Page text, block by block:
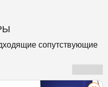
сопутствующие